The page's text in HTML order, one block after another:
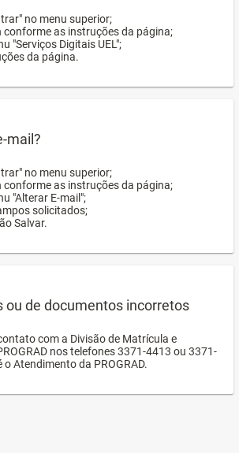
no menu superior;
conforme as instruções da página;
"Serviços Digitais UEL";
da página.
mail?
no menu superior;
conforme as instruções da página;
"Alterar E-mail";
solicitados;
Salvar.
ou de documentos incorretos
com a Divisão de Matrícula e
nos telefones 3371-4413 ou 3371-
Atendimento da PROGRAD.